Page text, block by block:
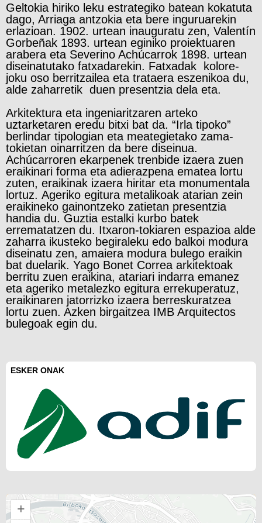
Geltokia hiriko leku estrategiko batean kokatuta
dago, Arriaga antzokia eta bere inguruarekin
erlazioan. 1902. urtean inauguratu zen, Valentín
Gorbeñak 1893. urtean eginiko proiektuaren
arabera eta Severino Achúcarrok 1898. urtean
diseinatutako fatxadarekin. Fatxadak kolore-
joku oso berritzailea eta trataera eszenikoa du,
alde zaharretik duen presentzia dela eta.
Arkitektura eta ingeniaritzaren arteko
uztarketaren eredu bitxi bat da. “Irla tipoko”
berlindar tipologian eta meategietako zama-
tokietan oinarritzen da bere diseinua.
Achúcarroren ekarpenek trenbide izaera zuen
eraikinari forma eta adierazpena ematea lortu
zuten, eraikinak izaera hiritar eta monumentala
lortuz. Ageriko egitura metalikoak atarian zein
eraikineko gainontzeko zatietan presentzia
handia du. Guztia estalki kurbo batek
errematatzen du. Itxaron-tokiaren espazioa alde
zaharra ikusteko begiraleku edo balkoi modura
diseinatu zen, amaiera modura bulego eraikin
bat duelarik. Yago Bonet Correa arkitektoak
berritu zuen eraikina, atariari indarra emanez
eta ageriko metalezko egitura errekuperatuz,
eraikinaren jatorrizko izaera berreskuratzea
lortu zuen. Azken birgaitzea IMB Arquitectos
bulegoak egin du.
ESKER ONAK
+